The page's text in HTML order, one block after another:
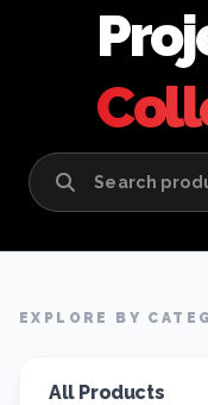
EXPLORE BY
All Products